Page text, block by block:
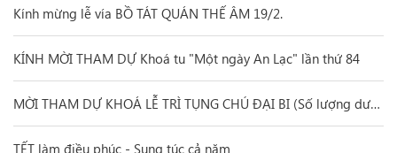
Kính mừng lễ vía BỒ TÁT QUÁN THẾ ÂM 19/2.
KÍNH MỜI THAM DỰ Khoá tu "Một ngày An Lạc" lần thứ 84
MỜI THAM DỰ KHOÁ LỄ TRÌ TỤNG CHÚ ĐẠI BI (Số lượng dưới 50 người theo quy định)
TẾT làm điều phúc - Sung túc cả năm